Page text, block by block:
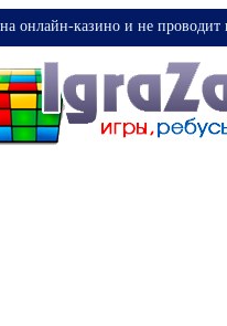
онлайн-казино и не проводит